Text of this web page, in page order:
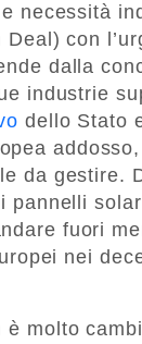
necessità
con
dalla
industrie
dello Stato
da gestire.
pannelli
fuori
nei
molto